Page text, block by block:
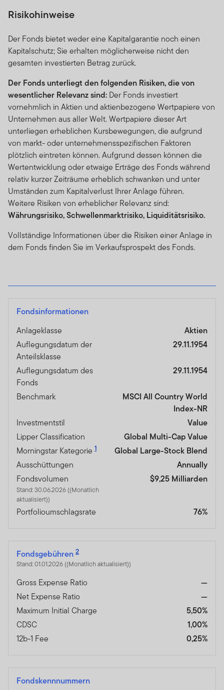
Risikohinweise
Der Fonds bietet weder eine Kapitalgarantie noch einen
Kapitalschutz; Sie erhalten möglicherweise nicht den
gesamten investierten Betrag zurück.
Der Fonds unterliegt den folgenden Risiken, die von
wesentlicher Relevanz sind: Der Fonds investiert
vornehmlich in Aktien und aktienbezogene Wertpapiere von
Unternehmen aus aller Welt. Wertpapiere dieser Art
unterliegen erheblichen Kursbewegungen, die aufgrund
von markt- oder unternehmensspezifischen Faktoren
plötzlich eintreten können. Aufgrund dessen können die
Wertentwicklung oder etwaige Erträge des Fonds während
relativ kurzer Zeiträume erheblich schwanken und unter
Umständen zum Kapitalverlust Ihrer Anlage führen.
Weitere Risiken von erheblicher Relevanz sind:
Währungsrisiko, Schwellenmarktrisiko, Liquiditätsrisiko.
Vollständige Informationen über die Risiken einer Anlage in
dem Fonds finden Sie im Verkaufsprospekt des Fonds.
Fondsinformationen
Anlageklasse
Aktien
Auflegungsdatum der
Anteilsklasse
29.11.1954
Auflegungsdatum des
Fonds
29.11.1954
Benchmark
MSCI All Country World
Index-NR
Investmentstil
Value
Lipper Classification
Global Multi-Cap Value
Morningstar Kategorie 1
Global Large-Stock Blend
Ausschüttungen
Annually
Fondsvolumen
Stand: 30.06.2026 ((Monatlich
aktualisiert))
$9,25 Milliarden
Portfolioumschlagsrate 76%
Fondsgebühren 2
Stand: 01.01.2026 ((Monatlich aktualisiert))
Gross Expense Ratio
—
Net Expense Ratio
—
Maximum Initial Charge
5,50%
CDSC
1,00%
12b-1 Fee
0,25%
Fondskennnummern